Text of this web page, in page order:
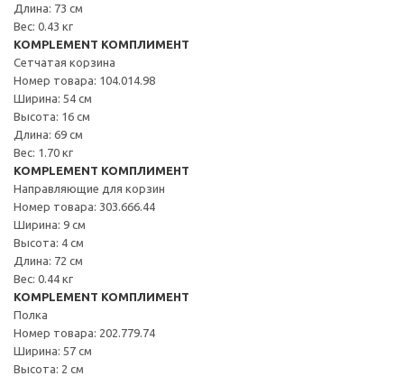
Длина: 73 см
Вес: 0.43 кг
KOMPLEMENT КОМПЛИМЕНТ
Сетчатая корзина
Номер товара: 104.014.98
Ширина: 54 см
Высота: 16 см
Длина: 69 см
Вес: 1.70 кг
KOMPLEMENT КОМПЛИМЕНТ
Направляющие для корзин
Номер товара: 303.666.44
Ширина: 9 см
Высота: 4 см
Длина: 72 см
Вес: 0.44 кг
KOMPLEMENT КОМПЛИМЕНТ
Полка
Номер товара: 202.779.74
Ширина: 57 см
Высота: 2 см